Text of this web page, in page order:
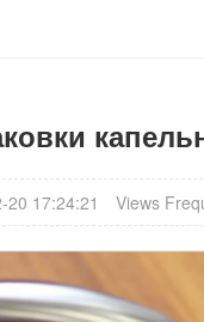
20 17:24:21 Views